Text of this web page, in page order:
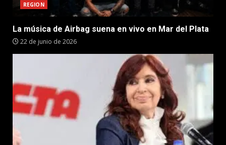
REGION
La música de Airbag suena en vivo en Mar del Plata
22 de junio de 2026